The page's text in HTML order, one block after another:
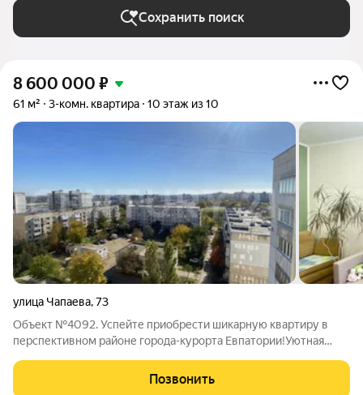
Сохранить поиск
8 600 000 ₽
61 м² 3-комн. квартира 10 этаж из 10
улица Чапаева,73
Объект №4092. Успейте приобрести шикарную квартиру в
перспективном районе города-курорта Евпатории!Уютная
просто великолепный: на море, город. Дом постройки 1992
года. В квартире два
Позвонить